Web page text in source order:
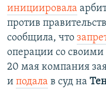
инициировала
против
сообщила, что
операции со
20 мая компания
и подала в суд на